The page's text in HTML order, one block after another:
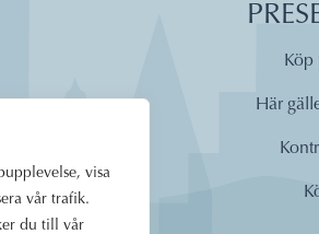
visa
vår trafik.
du till vår
Köp
Här